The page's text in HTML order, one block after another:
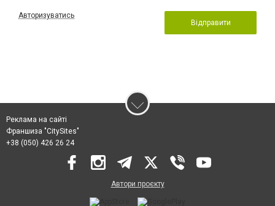
Авторизуватись
Відправити
Реклама на сайті
Франшиза "CitySites"
+38 (050) 426 26 24
Автори проєкту